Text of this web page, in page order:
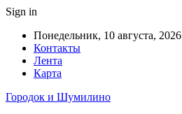
Sign in
Понедельник, 10 августа, 2026
Контакты
Лента
Карта
Городок и Шумилино